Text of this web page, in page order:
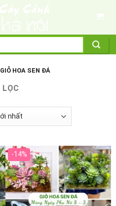
GIỎ HOA SEN ĐÁ
LỌC
-14%